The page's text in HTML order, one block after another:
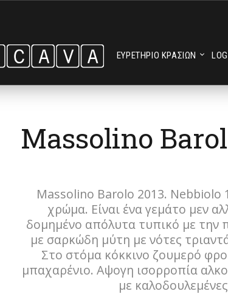
ΕΥΡΕΤΗΡΙΟ ΚΡΑΣΙΩΝ
Massolino
Massolino Barolo 2013. Nebbiolo
χρώμα. Είναι ένα γεμάτο μεν
δομημένο απόλυτα τυπικό με την
με σαρκώδη μύτη με νότες
Στο στόμα κόκκινο ζουμερό
μπαχαρένιο. Αψογη ισορροπία
με